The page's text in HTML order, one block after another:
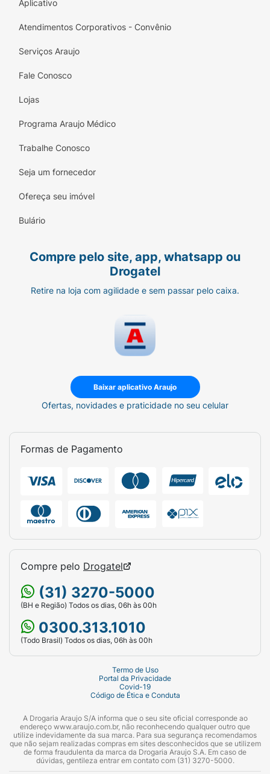
Aplicativo
Atendimentos Corporativos - Convênio
Serviços Araujo
Fale Conosco
Lojas
Programa Araujo Médico
Trabalhe Conosco
Seja um fornecedor
Ofereça seu imóvel
Bulário
Compre pelo site, app, whatsapp ou
Drogatel
Retire na loja com agilidade e sem passar pelo caixa.
Baixar aplicativo Araujo
Ofertas, novidades e praticidade no seu celular
Formas de Pagamento
Compre pelo Drogatel
(31) 3270-5000
(BH e Região) Todos os dias, 06h às 00h
0300.313.1010
(Todo Brasil) Todos os dias, 06h às 00h
Termo de Uso
Portal da Privacidade
Covid-19
Código de Ética e Conduta
A Drogaria Araujo S/A informa que o seu site oficial corresponde ao
endereço www.araujo.com.br, não reconhecendo qualquer outro que
utilize indevidamente da sua marca. Para sua segurança recomendamos
que não sejam realizadas compras em sites desconhecidos que se utilizem
de forma fraudulenta da marca da Drogaria Araujo S.A. Em caso de
dúvidas, gentileza entrar em contato com (31) 3270-5000.